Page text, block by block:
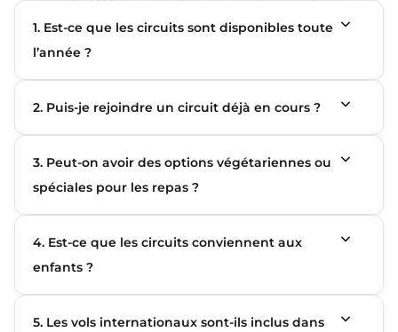
1. Est-ce que les circuits sont disponibles toute
l’année ?
2. Puis-je rejoindre un circuit déjà en cours ?
3. Peut-on avoir des options végétariennes ou
spéciales pour les repas ?
4. Est-ce que les circuits conviennent aux
enfants ?
5. Les vols internationaux sont-ils inclus dans